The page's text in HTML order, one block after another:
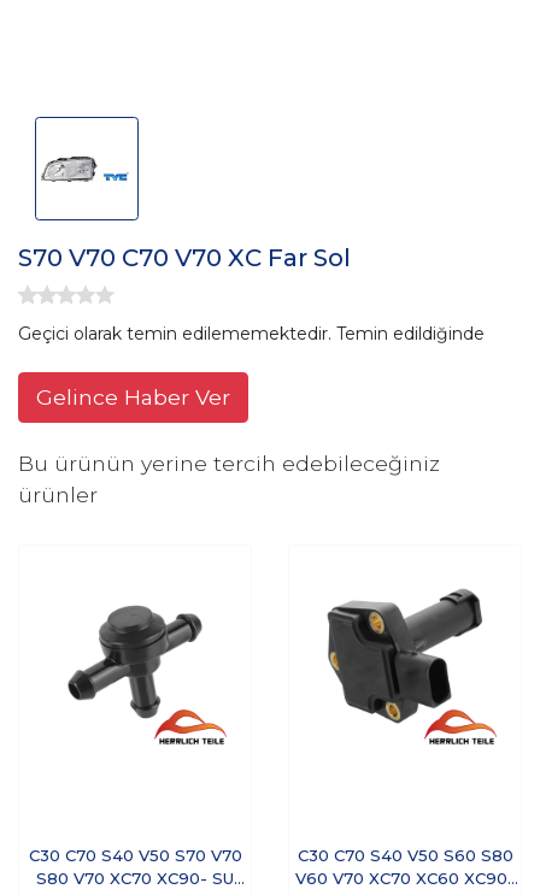
S70 V70 C70 V70 XC Far Sol
Geçici olarak temin edilememektedir. Temin edildiğinde
Gelince Haber Ver
Bu ürünün yerine tercih edebileceğiniz
ürünler
C30 C70 S40 V50 S70 V70
S80 V70 XC70 XC90- SU
C30 C70 S40 V50 S60 S80
V60 V70 XC70 XC60 XC90-